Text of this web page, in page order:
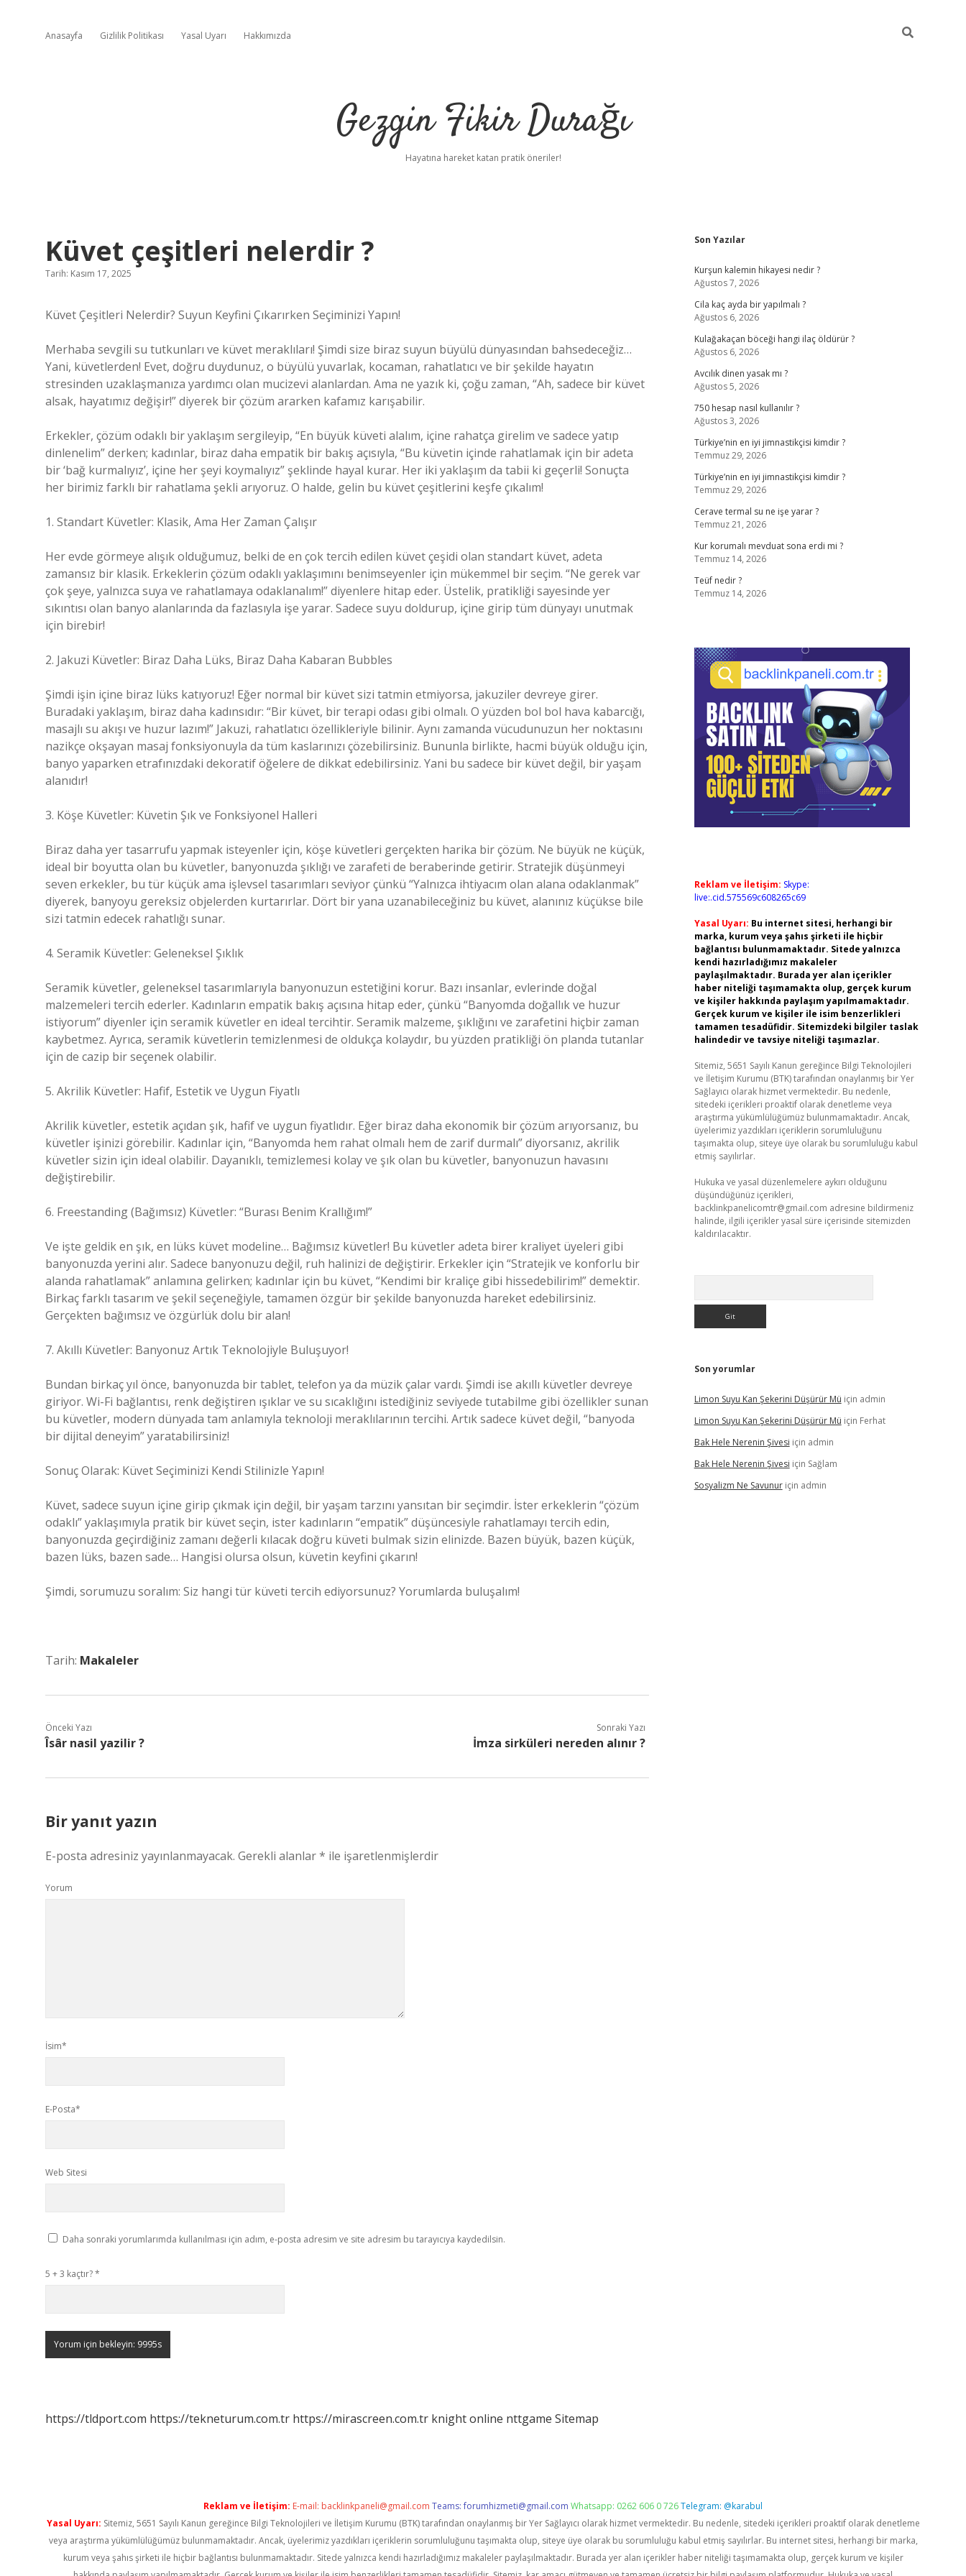
Anasayfa Gizlilik Politikası Yasal Uyarı Hakkımızda
Gezgin Fikir Durağı
Hayatına hareket katan pratik öneriler!
Küvet çeşitleri nelerdir ?
Tarih: Kasım 17, 2025
Küvet Çeşitleri Nelerdir? Suyun Keyfini Çıkarırken Seçiminizi Yapın!
Merhaba sevgili su tutkunları ve küvet meraklıları! Şimdi size biraz suyun büyülü dünyasından bahsedeceğiz…
Yani, küvetlerden! Evet, doğru duydunuz, o büyülü yuvarlak, kocaman, rahatlatıcı ve bir şekilde hayatın
stresinden uzaklaşmanıza yardımcı olan mucizevi alanlardan. Ama ne yazık ki, çoğu zaman, “Ah, sadece bir küvet
alsak, hayatımız değişir!” diyerek bir çözüm ararken kafamız karışabilir.
Erkekler, çözüm odaklı bir yaklaşım sergileyip, “En büyük küveti alalım, içine rahatça girelim ve sadece yatıp
dinlenelim” derken; kadınlar, biraz daha empatik bir bakış açısıyla, “Bu küvetin içinde rahatlamak için bir adeta
bir ‘bağ kurmalıyız’, içine her şeyi koymalıyız” şeklinde hayal kurar. Her iki yaklaşım da tabii ki geçerli! Sonuçta
her birimiz farklı bir rahatlama şekli arıyoruz. O halde, gelin bu küvet çeşitlerini keşfe çıkalım!
1. Standart Küvetler: Klasik, Ama Her Zaman Çalışır
Her evde görmeye alışık olduğumuz, belki de en çok tercih edilen küvet çeşidi olan standart küvet, adeta
zamansız bir klasik. Erkeklerin çözüm odaklı yaklaşımını benimseyenler için mükemmel bir seçim. “Ne gerek var
çok şeye, yalnızca suya ve rahatlamaya odaklanalım!” diyenlere hitap eder. Üstelik, pratikliği sayesinde yer
sıkıntısı olan banyo alanlarında da fazlasıyla işe yarar. Sadece suyu doldurup, içine girip tüm dünyayı unutmak
için birebir!
2. Jakuzi Küvetler: Biraz Daha Lüks, Biraz Daha Kabaran Bubbles
Şimdi işin içine biraz lüks katıyoruz! Eğer normal bir küvet sizi tatmin etmiyorsa, jakuziler devreye girer.
Buradaki yaklaşım, biraz daha kadınsıdır: “Bir küvet, bir terapi odası gibi olmalı. O yüzden bol bol hava kabarcığı,
masajlı su akışı ve huzur lazım!” Jakuzi, rahatlatıcı özellikleriyle bilinir. Aynı zamanda vücudunuzun her noktasını
nazikçe okşayan masaj fonksiyonuyla da tüm kaslarınızı çözebilirsiniz. Bununla birlikte, hacmi büyük olduğu için,
banyo yaparken etrafınızdaki dekoratif öğelere de dikkat edebilirsiniz. Yani bu sadece bir küvet değil, bir yaşam
alanıdır!
3. Köşe Küvetler: Küvetin Şık ve Fonksiyonel Halleri
Biraz daha yer tasarrufu yapmak isteyenler için, köşe küvetleri gerçekten harika bir çözüm. Ne büyük ne küçük,
ideal bir boyutta olan bu küvetler, banyonuzda şıklığı ve zarafeti de beraberinde getirir. Stratejik düşünmeyi
seven erkekler, bu tür küçük ama işlevsel tasarımları seviyor çünkü “Yalnızca ihtiyacım olan alana odaklanmak”
diyerek, banyoyu gereksiz objelerden kurtarırlar. Dört bir yana uzanabileceğiniz bu küvet, alanınız küçükse bile
sizi tatmin edecek rahatlığı sunar.
4. Seramik Küvetler: Geleneksel Şıklık
Seramik küvetler, geleneksel tasarımlarıyla banyonuzun estetiğini korur. Bazı insanlar, evlerinde doğal
malzemeleri tercih ederler. Kadınların empatik bakış açısına hitap eder, çünkü “Banyomda doğallık ve huzur
istiyorum” diyenler için seramik küvetler en ideal tercihtir. Seramik malzeme, şıklığını ve zarafetini hiçbir zaman
kaybetmez. Ayrıca, seramik küvetlerin temizlenmesi de oldukça kolaydır, bu yüzden pratikliği ön planda tutanlar
için de cazip bir seçenek olabilir.
5. Akrilik Küvetler: Hafif, Estetik ve Uygun Fiyatlı
Akrilik küvetler, estetik açıdan şık, hafif ve uygun fiyatlıdır. Eğer biraz daha ekonomik bir çözüm arıyorsanız, bu
küvetler işinizi görebilir. Kadınlar için, “Banyomda hem rahat olmalı hem de zarif durmalı” diyorsanız, akrilik
küvetler sizin için ideal olabilir. Dayanıklı, temizlemesi kolay ve şık olan bu küvetler, banyonuzun havasını
değiştirebilir.
6. Freestanding (Bağımsız) Küvetler: “Burası Benim Krallığım!”
Ve işte geldik en şık, en lüks küvet modeline… Bağımsız küvetler! Bu küvetler adeta birer kraliyet üyeleri gibi
banyonuzda yerini alır. Sadece banyonuzu değil, ruh halinizi de değiştirir. Erkekler için “Stratejik ve konforlu bir
alanda rahatlamak” anlamına gelirken; kadınlar için bu küvet, “Kendimi bir kraliçe gibi hissedebilirim!” demektir.
Birkaç farklı tasarım ve şekil seçeneğiyle, tamamen özgür bir şekilde banyonuzda hareket edebilirsiniz.
Gerçekten bağımsız ve özgürlük dolu bir alan!
7. Akıllı Küvetler: Banyonuz Artık Teknolojiyle Buluşuyor!
Bundan birkaç yıl önce, banyonuzda bir tablet, telefon ya da müzik çalar vardı. Şimdi ise akıllı küvetler devreye
giriyor. Wi-Fi bağlantısı, renk değiştiren ışıklar ve su sıcaklığını istediğiniz seviyede tutabilme gibi özellikler sunan
bu küvetler, modern dünyada tam anlamıyla teknoloji meraklılarının tercihi. Artık sadece küvet değil, “banyoda
bir dijital deneyim” yaratabilirsiniz!
Sonuç Olarak: Küvet Seçiminizi Kendi Stilinizle Yapın!
Küvet, sadece suyun içine girip çıkmak için değil, bir yaşam tarzını yansıtan bir seçimdir. İster erkeklerin “çözüm
odaklı” yaklaşımıyla pratik bir küvet seçin, ister kadınların “empatik” düşüncesiyle rahatlamayı tercih edin,
banyonuzda geçirdiğiniz zamanı değerli kılacak doğru küveti bulmak sizin elinizde. Bazen büyük, bazen küçük,
bazen lüks, bazen sade… Hangisi olursa olsun, küvetin keyfini çıkarın!
Şimdi, sorumuzu soralım: Siz hangi tür küveti tercih ediyorsunuz? Yorumlarda buluşalım!
Tarih: Makaleler
Önceki Yazı
Îsâr nasil yazilir ?
Sonraki Yazı
İmza sirküleri nereden alınır ?
Bir yanıt yazın
E-posta adresiniz yayınlanmayacak. Gerekli alanlar* ile işaretlenmişlerdir
Yorum
İsim*
E-Posta*
Web Sitesi
Daha sonraki yorumlarımda kullanılması için adım, e-posta adresim ve site adresim bu tarayıcıya kaydedilsin.
5 + 3 kaçtır?*
https://tldport.com https://tekneturum.com.tr https://mirascreen.com.tr knight online nttgame Sitemap
Sidebar
Son Yazılar
Kurşun kalemin hikayesi nedir ?
Ağustos 7, 2026
Cila kaç ayda bir yapılmalı ?
Ağustos 6, 2026
Kulağakaçan böceği hangi ilaç öldürür ?
Ağustos 6, 2026
Avcılık dinen yasak mı ?
Ağustos 5, 2026
750 hesap nasıl kullanılır ?
Ağustos 3, 2026
Türkiye’nin en iyi jimnastikçisi kimdir ?
Temmuz 29, 2026
Türkiye’nin en iyi jimnastikçisi kimdir ?
Temmuz 29, 2026
Cerave termal su ne işe yarar ?
Temmuz 21, 2026
Kur korumalı mevduat sona erdi mi ?
Temmuz 14, 2026
Teüf nedir ?
Temmuz 14, 2026
Reklam ve İletişim: Skype:
live:.cid.575569c608265c69
Yasal Uyarı: Bu internet sitesi, herhangi bir
marka, kurum veya şahıs şirketi ile hiçbir
bağlantısı bulunmamaktadır. Sitede yalnızca
kendi hazırladığımız makaleler
paylaşılmaktadır. Burada yer alan içerikler
haber niteliği taşımamakta olup, gerçek kurum
ve kişiler hakkında paylaşım yapılmamaktadır.
Gerçek kurum ve kişiler ile isim benzerlikleri
tamamen tesadüfidir. Sitemizdeki bilgiler taslak
halindedir ve tavsiye niteliği taşımazlar.
Sitemiz, 5651 Sayılı Kanun gereğince Bilgi Teknolojileri
ve İletişim Kurumu (BTK) tarafından onaylanmış bir Yer
Sağlayıcı olarak hizmet vermektedir. Bu nedenle,
sitedeki içerikleri proaktif olarak denetleme veya
araştırma yükümlülüğümüz bulunmamaktadır. Ancak,
üyelerimiz yazdıkları içeriklerin sorumluluğunu
taşımakta olup, siteye üye olarak bu sorumluluğu kabul
etmiş sayılırlar.
Hukuka ve yasal düzenlemelere aykırı olduğunu
düşündüğünüz içerikleri,
backlinkpanelicomtr@gmail.com adresine bildirmeniz
halinde, ilgili içerikler yasal süre içerisinde sitemizden
kaldırılacaktır.
Son yorumlar
Limon Suyu Kan Şekerini Düşürür Mü için admin
Limon Suyu Kan Şekerini Düşürür Mü için Ferhat
Bak Hele Nerenin Şivesi için admin
Bak Hele Nerenin Şivesi için Sağlam
Sosyalizm Ne Savunuriçin admin
Reklam ve İletişim: E-mail: backlinkpaneli@gmail.com Teams:forumhizmeti@gmail.com Whatsapp: 0262 606 0 726Telegram: @karabul
Yasal Uyarı: Sitemiz, 5651 Sayılı Kanun gereğince Bilgi Teknolojileri ve İletişim Kurumu (BTK) tarafından onaylanmış bir Yer Sağlayıcı olarak hizmet vermektedir. Bu nedenle, sitedeki içerikleri proaktif olarak denetleme
veya araştırma yükümlülüğümüz bulunmamaktadır. Ancak, üyelerimiz yazdıkları içeriklerin sorumluluğunu taşımakta olup, siteye üye olarak bu sorumluluğu kabul etmiş sayılırlar. Bu internet sitesi, herhangi bir marka,
kurum veya şahıs şirketi ile hiçbir bağlantısı bulunmamaktadır. Sitede yalnızca kendi hazırladığımız makaleler paylaşılmaktadır. Burada yer alan içerikler haber niteliği taşımamakta olup, gerçek kurum ve kişiler